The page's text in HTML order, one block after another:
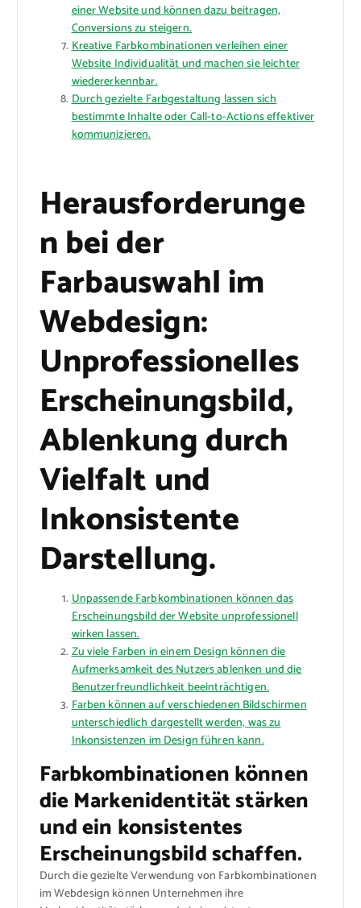
einer Website und können dazu beitragen,
Conversions zu steigern.
Kreative Farbkombinationen verleihen einer
Website Individualität und machen sie leichter
wiedererkennbar.
Durch gezielte Farbgestaltung lassen sich
bestimmte Inhalte oder Call-to-Actions effektiver
kommunizieren.
Herausforderunge
n bei der
Farbauswahl im
Webdesign:
Unprofessionelles
Erscheinungsbild,
Ablenkung durch
Vielfalt und
Inkonsistente
Darstellung.
Unpassende Farbkombinationen können das
Erscheinungsbild der Website unprofessionell
wirken lassen.
Zu viele Farben in einem Design können die
Aufmerksamkeit des Nutzers ablenken und die
Benutzerfreundlichkeit beeinträchtigen.
Farben können auf verschiedenen Bildschirmen
unterschiedlich dargestellt werden, was zu
Inkonsistenzen im Design führen kann.
Farbkombinationen können
die Markenidentität stärken
und ein konsistentes
Erscheinungsbild schaffen.
Durch die gezielte Verwendung von Farbkombinationen
im Webdesign können Unternehmen ihre